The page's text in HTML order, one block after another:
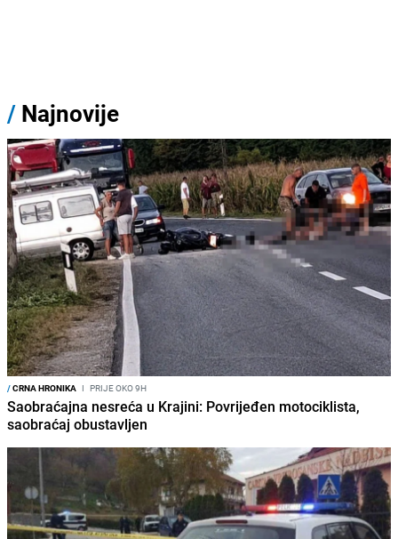
/ Najnovije
/CRNA HRONIKA I PRIJE OKO 9H
Saobraćajna nesreća u Krajini: Povrijeđen motociklista,
saobraćaj obustavljen